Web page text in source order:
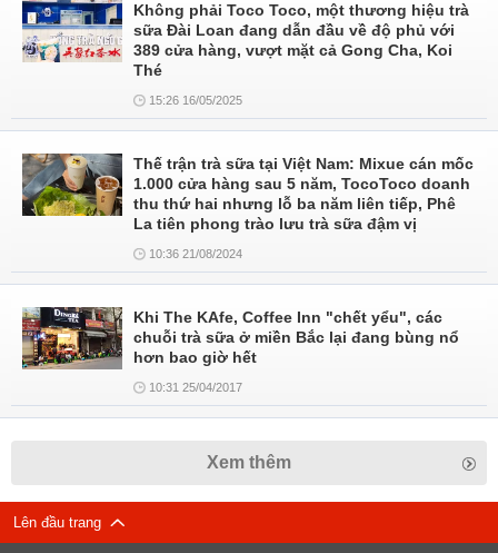
Không phải Toco Toco, một thương hiệu trà
sữa Đài Loan đang dẫn đầu về độ phủ với
389 cửa hàng, vượt mặt cả Gong Cha, Koi
Thé
15:26 16/05/2025
Thế trận trà sữa tại Việt Nam: Mixue cán mốc
1.000 cửa hàng sau 5 năm, TocoToco doanh
thu thứ hai nhưng lỗ ba năm liên tiếp, Phê
La tiên phong trào lưu trà sữa đậm vị
10:36 21/08/2024
Khi The KAfe, Coffee Inn "chết yểu", các
chuỗi trà sữa ở miền Bắc lại đang bùng nổ
hơn bao giờ hết
10:31 25/04/2017
Xem thêm
Lên đầu trang